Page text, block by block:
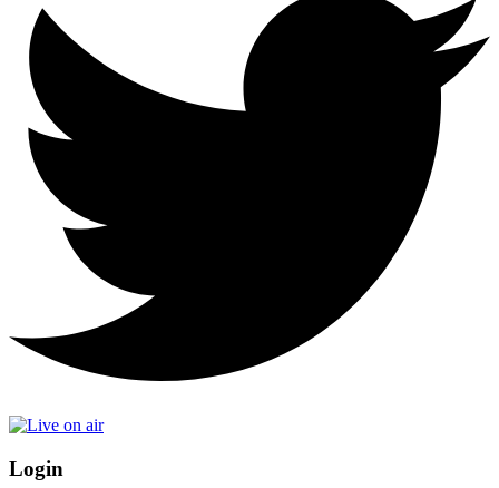
Login